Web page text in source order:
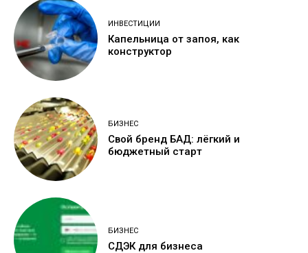
ИНВЕСТИЦИИ
Капельница от запоя, как
конструктор
БИЗНЕС
Свой бренд БАД: лёгкий и
бюджетный старт
БИЗНЕС
СДЭК для бизнеса